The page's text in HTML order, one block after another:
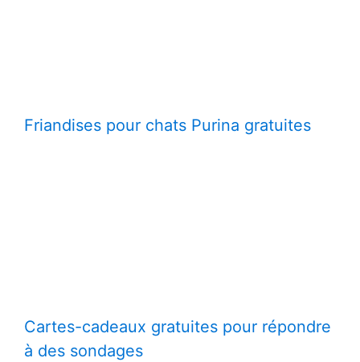
Friandises pour chats Purina gratuites
Cartes-cadeaux gratuites pour répondre
à des sondages